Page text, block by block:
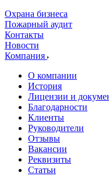
Охрана бизнеса
Пожарный аудит
Контакты
Новости
Компания
О компании
История
Лицензии и
Благодарности
Клиенты
Руководители
Отзывы
Вакансии
Реквизиты
Статьи